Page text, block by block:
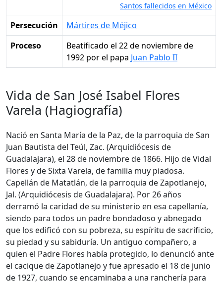
Santos fallecidos en México
Persecución
Mártires de Méjico
Proceso
Beatificado el 22 de noviembre de
1992 por el papa Juan Pablo II
Vida de San José Isabel Flores
Varela (Hagiografía)
Nació en Santa María de la Paz, de la parroquia de San
Juan Bautista del Teúl, Zac. (Arquidiócesis de
Guadalajara), el 28 de noviembre de 1866. Hijo de Vidal
Flores y de Sixta Varela, de familia muy piadosa.
Capellán de Matatlán, de la parroquia de Zapotlanejo,
Jal. (Arquidiócesis de Guadalajara). Por 26 años
derramó la caridad de su ministerio en esa capellanía,
siendo para todos un padre bondadoso y abnegado
que los edificó con su pobreza, su espíritu de sacrificio,
su piedad y su sabiduría. Un antiguo compañero, a
quien el Padre Flores había protegido, lo denunció ante
el cacique de Zapotlanejo y fue apresado el 18 de junio
de 1927, cuando se encaminaba a una ranchería para